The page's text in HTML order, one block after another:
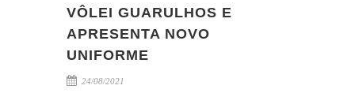
VÔLEI GUARULHOS E
APRESENTA NOVO
UNIFORME
24/08/2021